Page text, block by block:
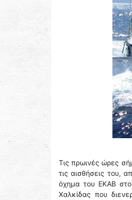
Τις πρωινές ώρες
τις αισθήσεις του,
όχημα του ΕΚΑΒ στο
Χαλκίδας που